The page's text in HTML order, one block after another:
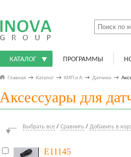
КАТАЛОГ ПРОГРАММЫ
Главная → Каталог → КИП и А → Датчики →
Аксессуары для
Выбрать все / Сравнить / Добавить в
E11145